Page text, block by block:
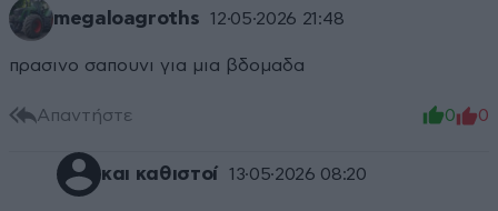
megaloagroths 12·05·2026 21:48
πρασινο σαπουνι για μια βδομαδα
Απαντήστε 0 0
και καθιστοί 13·05·2026 08:20